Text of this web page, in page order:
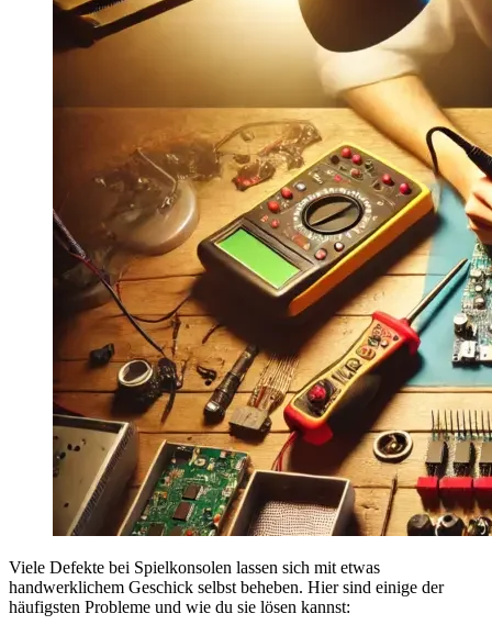
Viele Defekte bei Spielkonsolen lassen sich mit etwas
handwerklichem Geschick selbst beheben. Hier sind einige der
häufigsten Probleme und wie du sie lösen kannst: